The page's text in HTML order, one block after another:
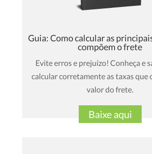
Guia: Como calcular as
compõem o frete
Evite erros e prejuízo! Conheça e
calcular corretamente as taxas que
valor do frete.
Baixe aqui